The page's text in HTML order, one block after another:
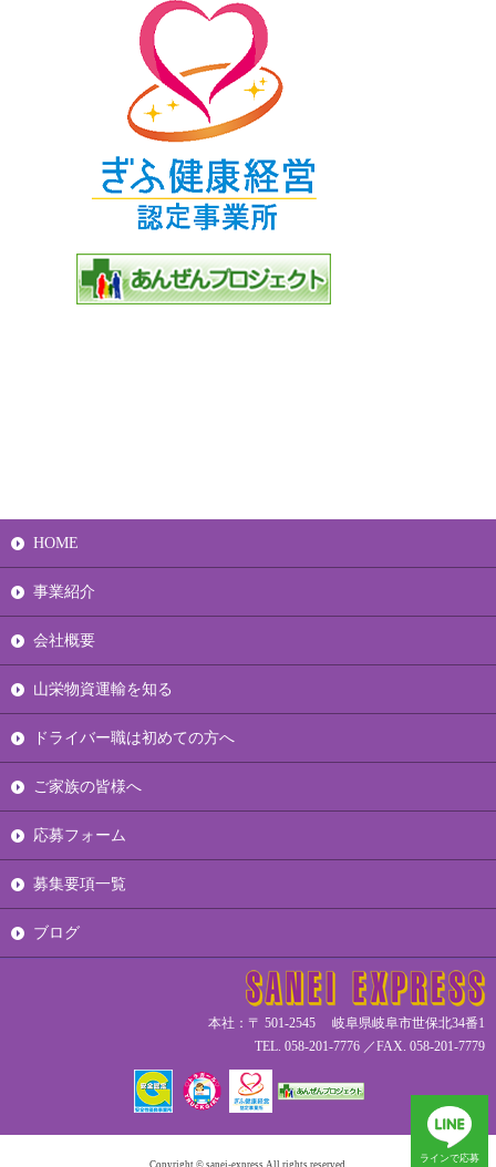
HOME
事業紹介
会社概要
山栄物資運輸を知る
ドライバー職は初めての方へ
ご家族の皆様へ
応募フォーム
募集要項一覧
ブログ
本社：〒 501-2545 岐阜県岐阜市世保北34番1
TEL. 058-201-7776 ／FAX. 058-201-7779
Copyright © sanei-express All rights reserved.
ラインで応募